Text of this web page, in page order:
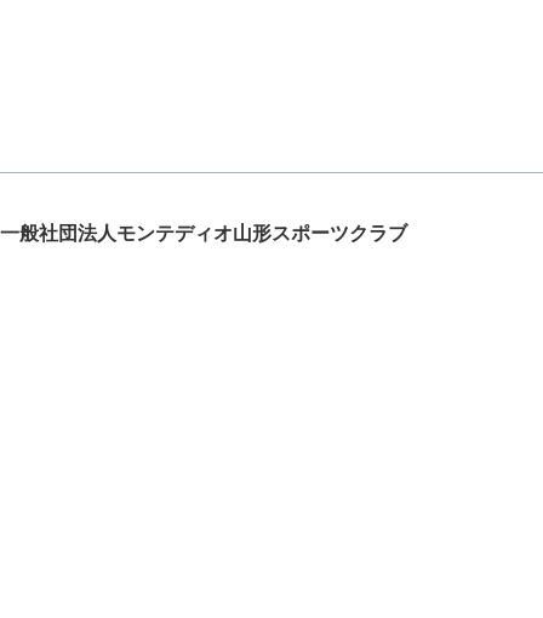
一般社団法人モンテディオ山形スポーツクラブ